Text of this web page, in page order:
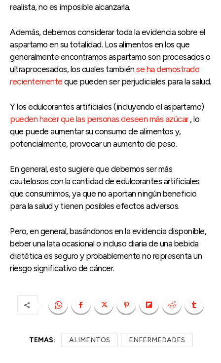
realista, no es imposible alcanzarla.
Además, debemos considerar toda la evidencia sobre el
aspartamo en su totalidad. Los alimentos en los que
generalmente encontramos aspartamo son procesados o
ultraprocesados, los cuales tambiénse ha demostrado
recientemente que pueden ser perjudiciales para la salud.
Y los edulcorantes artificiales (incluyendo el aspartamo)
pueden hacer que las personas deseen más azúcar, lo
que puede aumentar su consumo de alimentos y,
potencialmente, provocar un aumento de peso.
En general, esto sugiere que debemos ser más
cautelosos con la cantidad de edulcorantes artificiales
que consumimos, ya que no aportan ningún beneficio
para la salud y tienen posibles efectos adversos.
Pero, en general, basándonos en la evidencia disponible,
beber una lata ocasional o incluso diaria de una bebida
dietética es seguro y probablemente no representa un
riesgo significativo de cáncer.
TEMAS: ALIMENTOS ENFERMEDADES